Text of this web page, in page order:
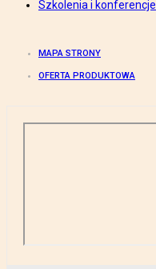
Szkolenia i konferencje
MAPA STRONY
OFERTA PRODUKTOWA